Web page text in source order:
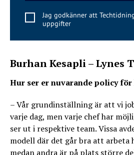
Jag godkänner att
uppgifter
Burhan Kesapli – Lynes
Hur ser er nuvarande policy
– Vår grundinställning är att vi
varje dag, men varje chef har
ser ut i respektive team. Vissa
modell där det går bra att arbeta
medan andra är på plats större